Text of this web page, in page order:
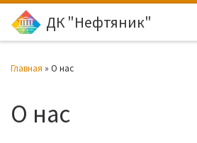
Перейти к содержимому
ДК "Нефтяник"
Главная » О нас
О нас